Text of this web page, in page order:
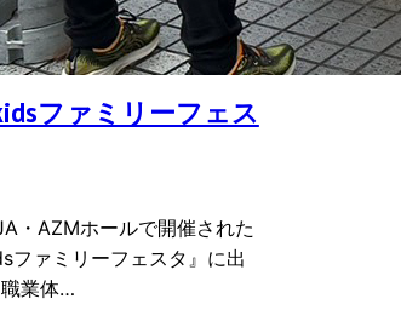
ファミリーフェス
・AZMホールで開催された
ファミリーフェスタ』に出
業体…